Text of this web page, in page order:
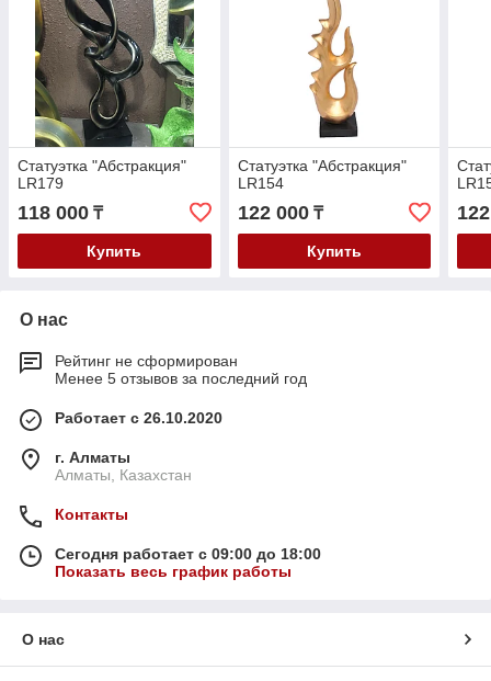
Статуэтка "Абстракция"
LR179
118 000 ₸
Купить
Статуэтка "Абстракция"
LR154
122 000₸
Купить
О нас
Рейтинг не сформирован
Менее 5 отзывов за последний год
Работает с 26.10.2020
г. Алматы
Алматы, Казахстан
Контакты
Сегодня работает с 09:00 до 18:00
Показать весь график работы
О нас